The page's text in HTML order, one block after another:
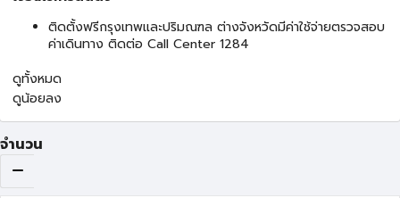
ติดตั้งฟรีกรุงเทพและปริมณฑล ต่างจังหวัดมีค่าใช้จ่ายตรวจสอบ
ค่าเดินทาง ติดต่อ Call Center 1284
ดูทั้งหมด
ดูน้อยลง
จำนวน